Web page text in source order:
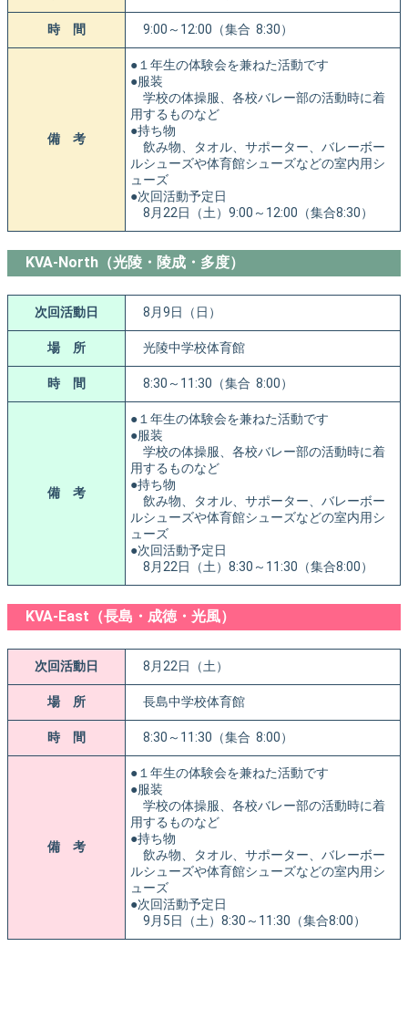
時 間 9:00～12:00（集合 8:30）
備 考
●１年生の体験会を兼ねた活動です
●服装
学校の体操服、各校バレー部の活動時に着
用するものなど
●持ち物
飲み物、タオル、サポーター、バレーボー
ルシューズや体育館シューズなどの室内用シ
ューズ
●次回活動予定日
8月22日（土）9:00～12:00（集合8:30）
KVA-North（光陵・陵成・多度）
次回活動日 8月9日（日）
場 所 光陵中学校体育館
時 間 8:30～11:30（集合 8:00）
備 考
●１年生の体験会を兼ねた活動です
●服装
学校の体操服、各校バレー部の活動時に着
用するものなど
●持ち物
飲み物、タオル、サポーター、バレーボー
ルシューズや体育館シューズなどの室内用シ
ューズ
●次回活動予定日
8月22日（土）8:30～11:30（集合8:00）
KVA-East（長島・成徳・光風）
次回活動日 8月22日（土）
場 所 長島中学校体育館
時 間 8:30～11:30（集合 8:00）
備 考
●１年生の体験会を兼ねた活動です
●服装
学校の体操服、各校バレー部の活動時に着
用するものなど
●持ち物
飲み物、タオル、サポーター、バレーボー
ルシューズや体育館シューズなどの室内用シ
ューズ
●次回活動予定日
9月5日（土）8:30～11:30（集合8:00）